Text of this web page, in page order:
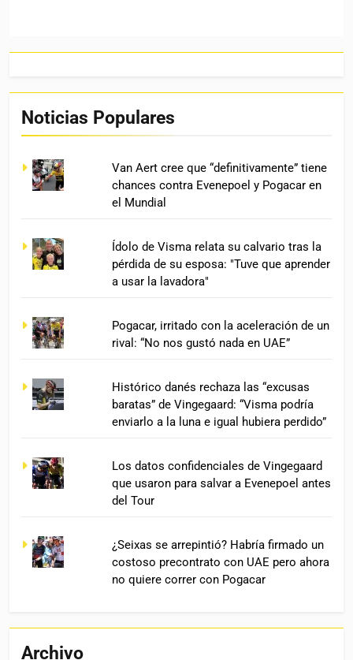
Noticias Populares
Van Aert cree que “definitivamente” tiene
chances contra Evenepoel y Pogacar en
el Mundial
Ídolo de Visma relata su calvario tras la
pérdida de su esposa: "Tuve que aprender
a usar la lavadora"
Pogacar, irritado con la aceleración de un
rival: “No nos gustó nada en UAE”
Histórico danés rechaza las “excusas
baratas” de Vingegaard: “Visma podría
enviarlo a la luna e igual hubiera perdido”
Los datos confidenciales de Vingegaard
que usaron para salvar a Evenepoel antes
del Tour
¿Seixas se arrepintió? Habría firmado un
costoso precontrato con UAE pero ahora
no quiere correr con Pogacar
Archivo